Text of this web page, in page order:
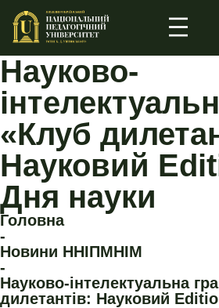
Науково-
«Клуб
Науковий
Дня науки
Головна
-
Новини ННІПМНІМ
-
Науково-інтелектуальна
дилетантів: Науковий